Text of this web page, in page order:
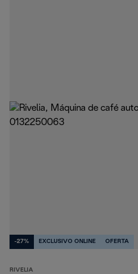
-27% EXCLUSIVO ONLINE OFERTA
RIVELIA